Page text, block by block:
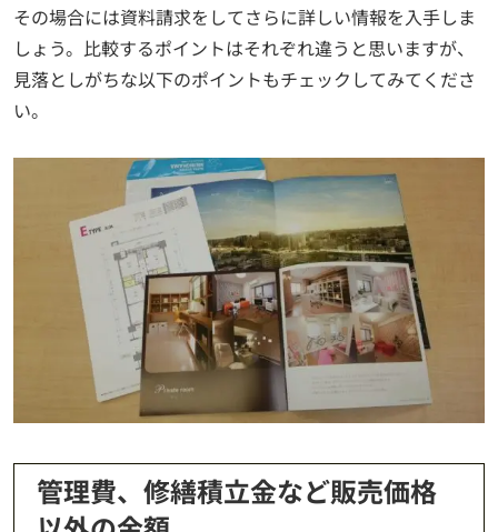
その場合には資料請求をしてさらに詳しい情報を入手しま
しょう。比較するポイントはそれぞれ違うと思いますが、
見落としがちな以下のポイントもチェックしてみてくださ
い。
管理費、修繕積立金など販売価格